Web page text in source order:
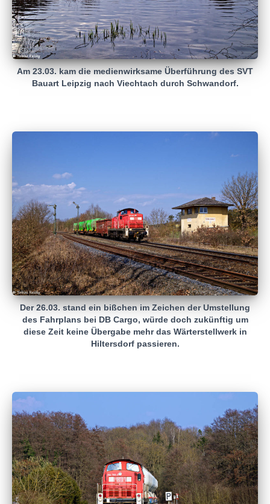
Am 23.03. kam die medienwirksame Überführung des SVT
Bauart Leipzig nach Viechtach durch Schwandorf.
Der 26.03. stand ein bißchen im Zeichen der Umstellung
des Fahrplans bei DB Cargo, würde doch zukünftig um
diese Zeit keine Übergabe mehr das Wärterstellwerk in
Hiltersdorf passieren.